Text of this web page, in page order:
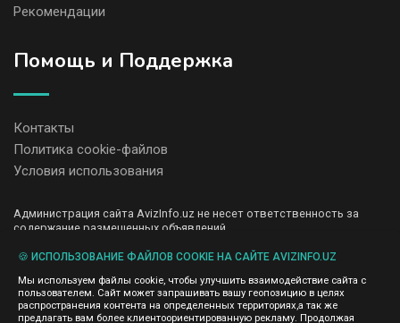
Рекомендации
Помощь и Поддержка
Контакты
Политика cookie-файлов
Условия использования
Администрация сайта AvizInfo.uz не несет ответственность за
содержание размещенных объявлений.
передаем и не продаем личную информацию зарегистрированных
правила конфиденциальности сайтов на которые ссылается
AvizInfo.uz. На некоторых страницах нашего сайта представлена
реклама Google Adsense Advertising Network. Чтобы узнать
🍪 ИСПОЛЬЗОВАНИЕ ФАЙЛОВ COOKIE НА САЙТЕ AVIZINFO.UZ
Мы используем файлы cookie, чтобы улучшить взаимодействие сайта с
пользователем. Сайт может запрашивать вашу геопозицию в целях
распространения контента на определенных территориях,а так же
предлагать вам более клиентоориентированную рекламу. Продолжая